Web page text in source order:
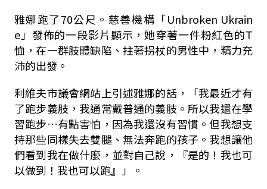
雅娜跑了70公尺。慈善機構「Unbroken Ukrain
e」發佈的一段影片顯示，她穿著一件粉紅色的T
恤，在一群肢體缺陷、拄著拐杖的男性中，精力充
沛的出發。
利維夫市議會網站上引述雅娜的話，「我最近才有
了跑步義肢，我通常戴普通的義肢。所以我還在學
習跑步…有點害怕，因為我還沒有習慣。但我想支
持那些同樣失去雙腿、無法奔跑的孩子。我想讓他
們看到我在做什麼，並對自己說，『是的！我也可
以做到！我也可以跑』」。